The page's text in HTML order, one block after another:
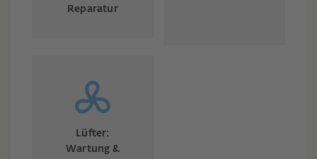
Reparatur
Lüfter:
Wartung &